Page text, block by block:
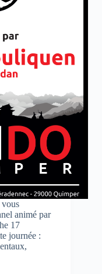
animé par
17
journée :